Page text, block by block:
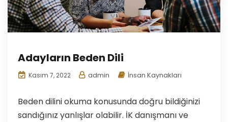
Adayların Beden Dili
Kasım 7, 2022 admin İnsan Kaynakları
Beden dilini okuma konusunda doğru bildiğinizi
sandığınız yanlışlar olabilir. İK danışmanı ve